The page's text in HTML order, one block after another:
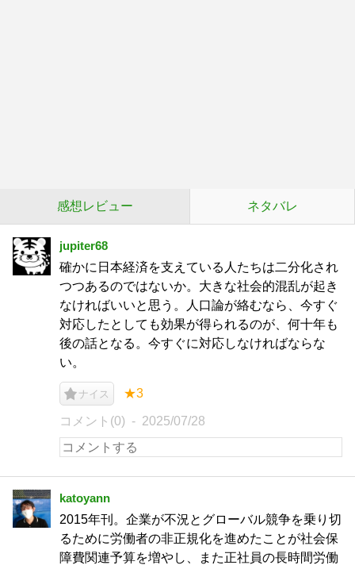
感想レビュー ネタバレ
jupiter68
確かに日本経済を支えている人たちは二分化され
つつあるのではないか。大きな社会的混乱が起き
なければいいと思う。人口論が絡むなら、今すぐ
対応したとしても効果が得られるのが、何十年も
後の話となる。今すぐに対応しなければならな
い。
ナイス ★3
コメント(0) 2025/07/28
katoyann
2015年刊。企業が不況とグローバル競争を乗り切
るために労働者の非正規化を進めたことが社会保
障費関連予算を増やし、また正社員の長時間労働